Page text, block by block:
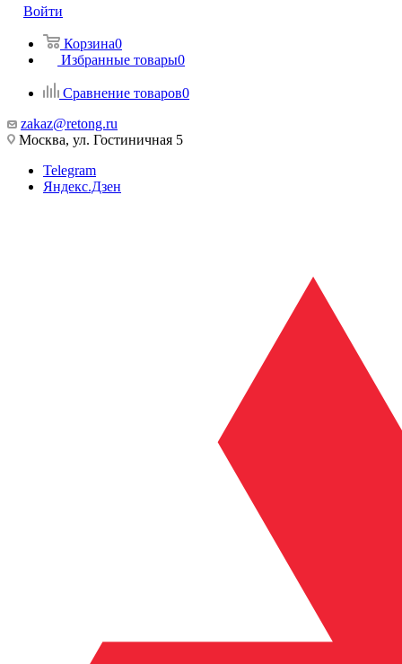
Войти
Корзина0
Избранные товары0
Сравнение товаров0
zakaz@retong.ru
Москва, ул. Гостиничная 5
Telegram
Яндекс.Дзен